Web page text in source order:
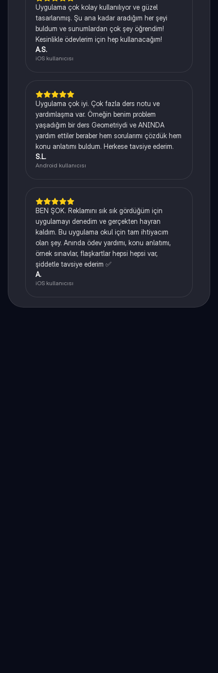
Uygulama çok kolay kullanılıyor ve güzel
tasarlanmış. Şu ana kadar aradığım her şeyi
buldum ve sunumlardan çok şey öğrendim!
Kesinlikle ödevlerim için hep kullanacağım!
A.S.
iOS kullanıcısı
Uygulama çok iyi. Çok fazla ders notu ve
yardımlaşma var. Örneğin benim problem
yaşadığım bir ders Geometriydi ve ANINDA
yardım ettiler beraber hem sorularımı çözdük hem
konu anlatımı buldum. Herkese tavsiye ederim.
S.L.
Android kullanıcısı
BEN ŞOK. Reklamını sık sık gördüğüm için
uygulamayı denedim ve gerçekten hayran
kaldım. Bu uygulama okul için tam ihtiyacım
olan şey. Anında ödev yardımı, konu anlatımı,
örnek sınavlar, flaşkartlar hepsi hepsi var,
şiddetle tavsiye ederim ✅
A.
iOS kullanıcısı